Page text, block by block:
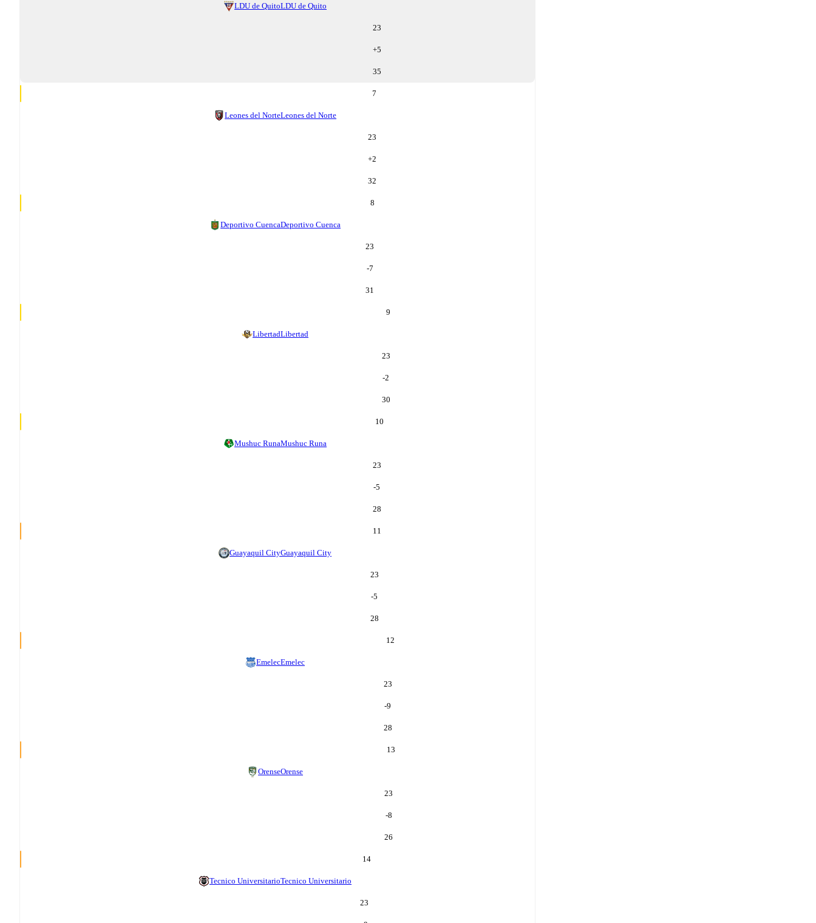
LDU de QuitoLDU de Quito
23
+5
35
7
Leones del NorteLeones del Norte
23
+2
32
8
Deportivo CuencaDeportivo Cuenca
23
-7
31
9
LibertadLibertad
23
-2
30
10
Mushuc RunaMushuc Runa
23
-5
28
11
Guayaquil CityGuayaquil City
23
-5
28
12
EmelecEmelec
23
-9
28
13
OrenseOrense
23
-8
26
14
Tecnico UniversitarioTecnico Universitario
23